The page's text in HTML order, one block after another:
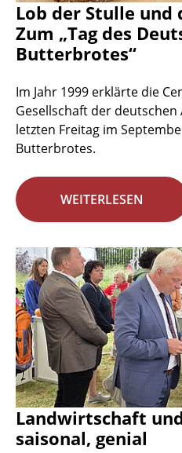
Lob der Stulle und
Zum „Tag des
Butterbrotes“
Im Jahr 1999 erklärte die
Gesellschaft der
letzten Freitag im
Butterbrotes.
WEITERLESEN
Landwirtschaft
saisonal, genial